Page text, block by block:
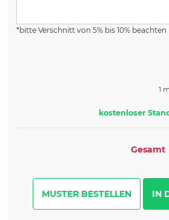
*bitte Verschnitt von 5% bis 10% beachten
1
kostenloser
Gesamt
MUSTER BESTELLEN